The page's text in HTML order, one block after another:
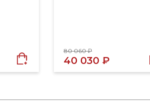
80 060 ₽
40 030 ₽